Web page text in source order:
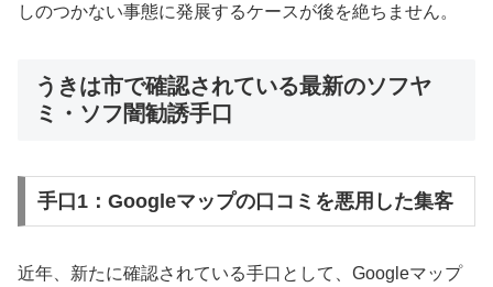
しのつかない事態に発展するケースが後を絶ちません。
うきは市で確認されている最新のソフヤ
ミ・ソフ闇勧誘手口
手口1：Googleマップの口コミを悪用した集客
近年、新たに確認されている手口として、Googleマップ